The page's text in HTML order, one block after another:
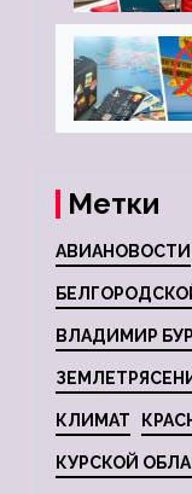
Метки
АВИАНОВОСТИ
ВЛАДИМИР
КЛИМАТ
КУРСКОЙ